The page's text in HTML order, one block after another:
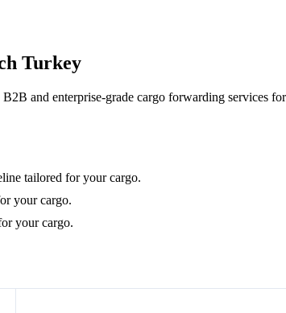
Turkey
and enterprise-grade cargo forwarding services
tailored for your cargo.
your cargo.
your cargo.